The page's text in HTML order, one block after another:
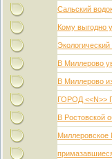
Сальский
Кому выгодно
В Миллерово
В Миллерово
ГОРОД <<N>>
В Ростовской
Миллеровское